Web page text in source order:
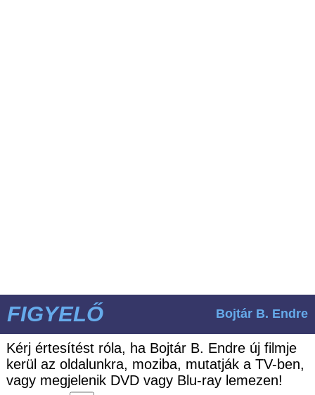
FIGYELŐ Bojtár B. Endre
Kérj értesítést róla, ha Bojtár B. Endre új filmje
kerül az oldalunkra, moziba, mutatják a TV-ben,
vagy megjelenik DVD vagy Blu-ray lemezen!